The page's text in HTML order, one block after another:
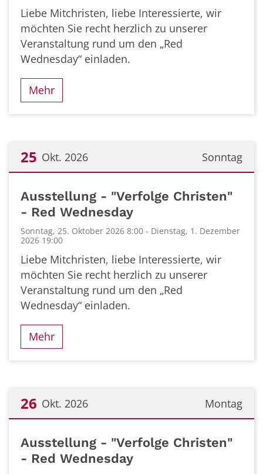
Liebe Mitchristen, liebe Interessierte, wir
möchten Sie recht herzlich zu unserer
Veranstaltung rund um den „Red
Wednesday“ einladen.
Mehr
Sonntag
25 Okt. 2026
Ausstellung - "Verfolge Christen"
- Red Wednesday
Sonntag, 25. Oktober 2026 8:00 - Dienstag, 1. Dezember
2026 19:00
Liebe Mitchristen, liebe Interessierte, wir
möchten Sie recht herzlich zu unserer
Veranstaltung rund um den „Red
Wednesday“ einladen.
Mehr
Montag
26 Okt. 2026
Ausstellung - "Verfolge Christen"
- Red Wednesday